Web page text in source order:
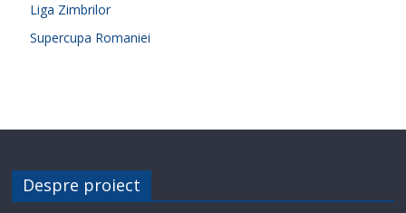
Liga Zimbrilor
Supercupa Romaniei
Despre proiect